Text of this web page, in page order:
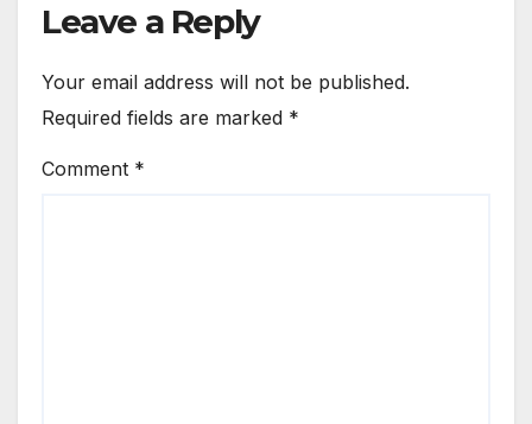
Leave a Reply
Your email address will not be published.
Required fields are marked *
Comment *